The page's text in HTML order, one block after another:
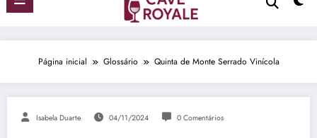
Página inicial Glossário Quinta de Monte Serrado Vinícola
Isabela Duarte 04/11/2024 0 Comentários